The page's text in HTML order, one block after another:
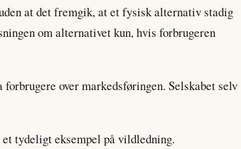
at det fremgik, at et fysisk alternativ stadig
om alternativet kun, hvis forbrugeren
over markedsføringen. Selskabet selv
et tydeligt eksempel på vildledning.